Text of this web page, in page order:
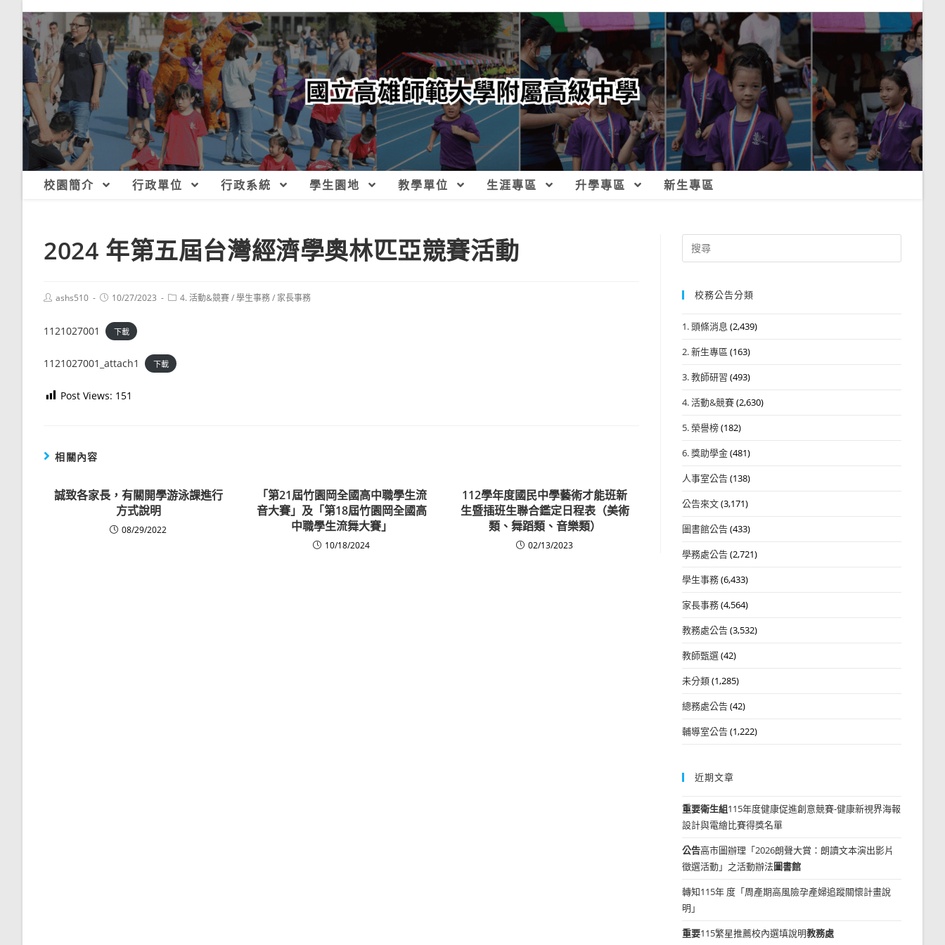
校園簡介 行政單位 行政系統 學生園地 教學單位 生涯專區 升學專區 新生專區
2024 年第五屆台灣經濟學奧林匹亞競賽活動
Postashs510
Post10/27/2023
Post4. 活動&競賽/學生事務/ 家長事務
1121027001 下載
1121027001_attach1 下載
Post Views: 151
相關內容
誠致各家長，有關開學游泳課進行
方式說明
08/29/2022
「第21屆竹園岡全國高中職學生流
音大賽」及「第18屆竹園岡全國高
中職學生流舞大賽」
10/18/2024
112學年度國民中學藝術才能班新
生暨插班生聯合鑑定日程表（美術
類、舞蹈類、音樂類）
02/13/2023
Search
for:
校務公告分類
1. 頭條消息 (2,439)
2. 新生專區 (163)
3. 教師研習 (493)
4. 活動&競賽(2,630)
5. 榮譽榜(182)
6. 獎助學金(481)
人事室公告(138)
公告來文(3,171)
圖書館公告(433)
學務處公告(2,721)
學生事務(6,433)
家長事務(4,564)
教務處公告(3,532)
教師甄選(42)
未分類(1,285)
總務處公告(42)
輔導室公告(1,222)
近期文章
重要衛生組115年度健康促進創意競賽-健康新視界海報
設計與電繪比賽得獎名單
公告高市圖辦理「2026朗聲大賞：朗讀文本演出影片
徵選活動」之活動辦法圖書館
轉知115年 度「周產期高風險孕產婦追蹤關懷計畫說
明」
重要115繁星推薦校內選填說明教務處